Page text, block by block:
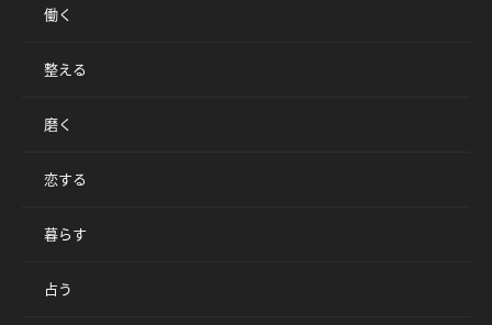
働く
整える
磨く
恋する
暮らす
占う